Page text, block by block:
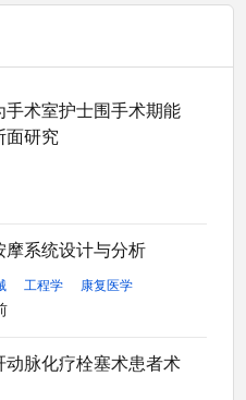
术室护士围手术期能
面研究
摩系统设计与分析
工程学
康复医学
脉化疗栓塞术患者术